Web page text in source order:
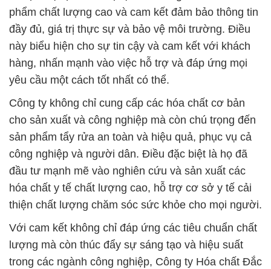
phẩm chất lượng cao và cam kết đảm bảo thông tin
đầy đủ, giá trị thực sự và bảo vệ môi trường. Điều
này biểu hiện cho sự tin cậy và cam kết với khách
hàng, nhấn mạnh vào việc hỗ trợ và đáp ứng mọi
yêu cầu một cách tốt nhất có thể.
Công ty không chỉ cung cấp các hóa chất cơ bản
cho sản xuất và công nghiệp mà còn chú trọng đến
sản phẩm tẩy rửa an toàn và hiệu quả, phục vụ cả
công nghiệp và người dân. Điều đặc biệt là họ đã
đầu tư mạnh mẽ vào nghiên cứu và sản xuất các
hóa chất y tế chất lượng cao, hỗ trợ cơ sở y tế cải
thiện chất lượng chăm sóc sức khỏe cho mọi người.
Với cam kết không chỉ đáp ứng các tiêu chuẩn chất
lượng mà còn thúc đẩy sự sáng tạo và hiệu suất
trong các ngành công nghiệp, Công ty Hóa chất Đắc